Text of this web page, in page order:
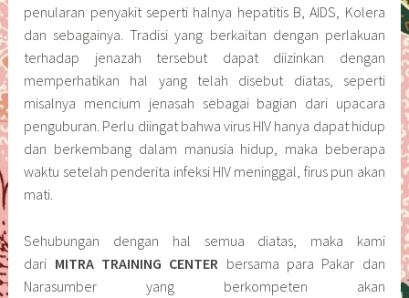
penularan penyakit seperti halnya hepatitis B, AIDS, Kolera
dan sebagainya. Tradisi yang berkaitan dengan perlakuan
terhadap jenazah tersebut dapat diizinkan dengan
memperhatikan hal yang telah disebut diatas, seperti
misalnya mencium jenasah sebagai bagian dari upacara
penguburan. Perlu diingat bahwa virus HIV hanya dapat hidup
dan berkembang dalam manusia hidup, maka beberapa
waktu setelah penderita infeksi HIV meninggal, firus pun akan
mati.
Sehubungan dengan hal semua diatas, maka kami
dari MITRA TRAINING CENTER bersama para Pakar dan
Narasumber yang berkompeten akan